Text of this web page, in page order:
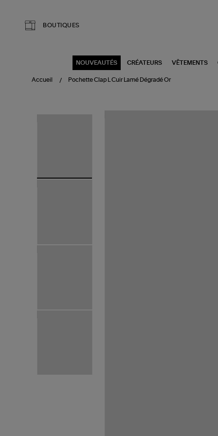
BOUTIQUES
NOUVEAUTÉS CRÉATEURS VÊTEMENTS
Accueil Pochette Clap L Cuir Lamé Dégradé Or